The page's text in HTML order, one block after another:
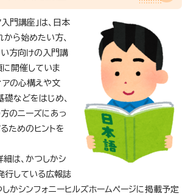
入門講座」は、日本
ら始めたい方、
方向けの入門講
開催していま
アの心構えや文
礎などをはじめ、
のニーズにあっ
ためのヒントを
は、かつしかシ
行している広報誌
しかシンフォニーヒルズホームページに掲載予定